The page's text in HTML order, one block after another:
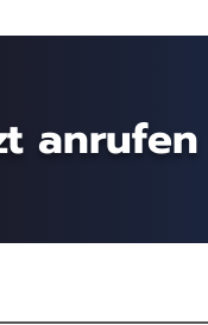
anrufen